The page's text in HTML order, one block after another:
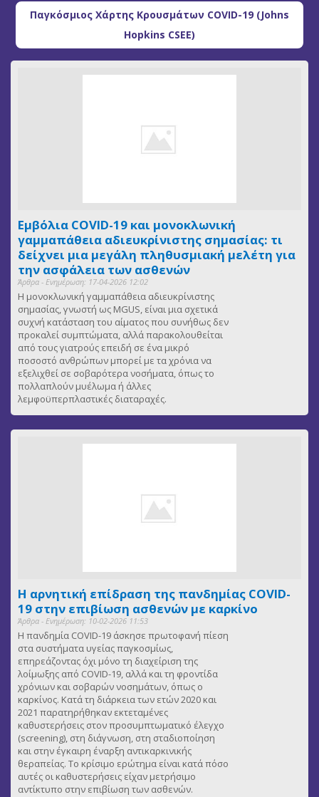
Παγκόσμιος Χάρτης Κρουσμάτων COVID-19 (Johns
Hopkins CSEE)
Εμβόλια COVID-19 και μονοκλωνική
γαμμαπάθεια αδιευκρίνιστης σημασίας: τι
δείχνει μια μεγάλη πληθυσμιακή μελέτη για
την ασφάλεια των ασθενών
Άρθρα - Ενημέρωση: 17-04-2026 12:02
Η μονοκλωνική γαμμαπάθεια αδιευκρίνιστης
σημασίας, γνωστή ως MGUS, είναι μια σχετικά
συχνή κατάσταση του αίματος που συνήθως δεν
προκαλεί συμπτώματα, αλλά παρακολουθείται
από τους γιατρούς επειδή σε ένα μικρό
ποσοστό ανθρώπων μπορεί με τα χρόνια να
εξελιχθεί σε σοβαρότερα νοσήματα, όπως το
πολλαπλούν μυέλωμα ή άλλες
λεμφοϋπερπλαστικές διαταραχές.
Η αρνητική επίδραση της πανδημίας COVID-
19 στην επιβίωση ασθενών με καρκίνο
Άρθρα - Ενημέρωση: 10-02-2026 11:53
Η πανδημία COVID-19 άσκησε πρωτοφανή πίεση
στα συστήματα υγείας παγκοσμίως,
επηρεάζοντας όχι μόνο τη διαχείριση της
λοίμωξης από COVID-19, αλλά και τη φροντίδα
χρόνιων και σοβαρών νοσημάτων, όπως ο
καρκίνος. Κατά τη διάρκεια των ετών 2020 και
2021 παρατηρήθηκαν εκτεταμένες
καθυστερήσεις στον προσυμπτωματικό έλεγχο
(screening), στη διάγνωση, στη σταδιοποίηση
και στην έγκαιρη έναρξη αντικαρκινικής
θεραπείας. Το κρίσιμο ερώτημα είναι κατά πόσο
αυτές οι καθυστερήσεις είχαν μετρήσιμο
αντίκτυπο στην επιβίωση των ασθενών.